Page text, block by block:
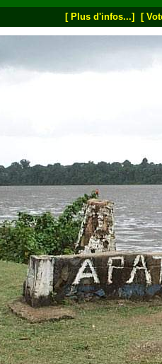
[ Plus d'infos...] [